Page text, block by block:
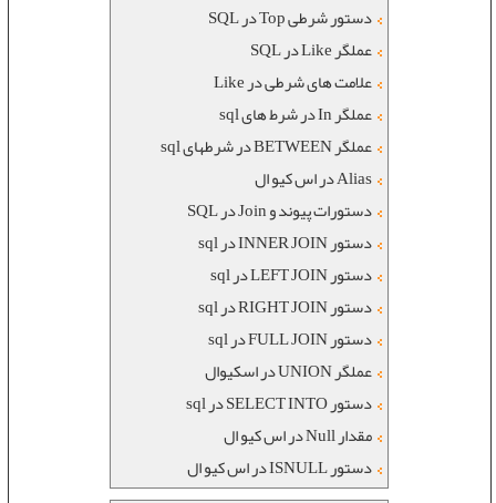
دستور شرطی Top در SQL
عملگر Like در SQL
علامت های شرطی در Like
عملگر In در شرط های sql
عملگر BETWEEN در شرطهای sql
Alias در اس کیو ال
دستورات پیوند و Join در SQL
دستور INNER JOIN در sql
دستور LEFT JOIN در sql
دستور RIGHT JOIN در sql
دستور FULL JOIN در sql
عملگر UNION در اسکیوال
دستور SELECT INTO در sql
مقدار Null در اس کیو ال
دستور ISNULL در اس کیو ال